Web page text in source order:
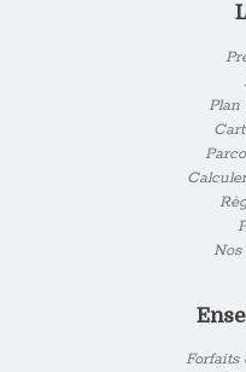
Plan
Nos
Forfaits